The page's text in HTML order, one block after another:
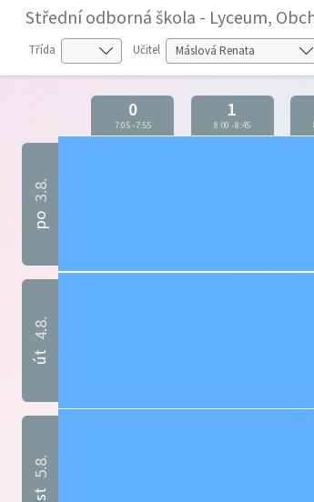
Střední odborná škola - Lyceum,
Třída Učitel
0
7:05-7:55
1
8:00 -8:45
po
3.8.
út
4.8.
st
5.8.